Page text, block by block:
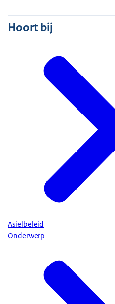
Hoort bij
Asielbeleid
Onderwerp